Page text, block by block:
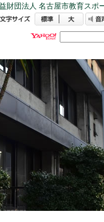
財団法人 名古屋市教育スポ